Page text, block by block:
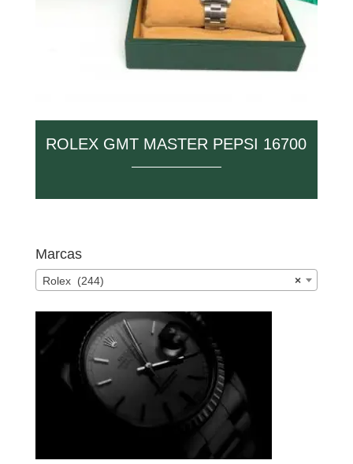
ROLEX GMT MASTER PEPSI 16700
Marcas
×
Rolex (244)